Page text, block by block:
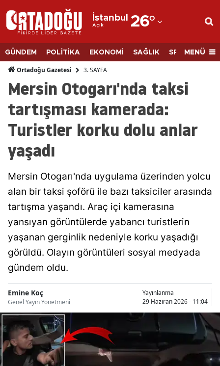
İstanbul
Açık 26°
Adana
Adıyaman
Afyonkarahisar
Ağrı
Amasya
Ankara
Aydın
Balıkesir
Bilecik
Bingöl
Burdur
Bursa
Çanakkale
GÜNDEM POLİTİKA EKONOMİ SAĞLIK SPORMENÜ
Ortadoğu Gazetesi 3. SAYFA
Mersin Otogarı'nda taksi
tartışması kamerada:
Turistler korku dolu anlar
yaşadı
Mersin Otogarı'nda uygulama üzerinden yolcu
alan bir taksi şoförü ile bazı taksiciler arasında
tartışma yaşandı. Araç içi kamerasına
yansıyan görüntülerde yabancı turistlerin
yaşanan gerginlik nedeniyle korku yaşadığı
görüldü. Olayın görüntüleri sosyal medyada
gündem oldu.
Emine Koç
Genel Yayın Yönetmeni
Yayınlanma
29 Haziran 2026 - 11:04